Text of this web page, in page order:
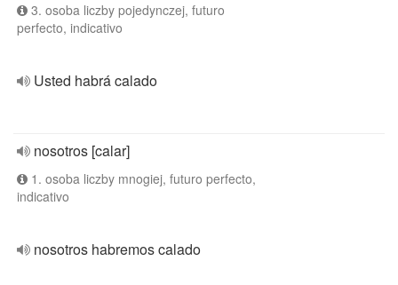
3. osoba liczby pojedynczej, futuro
perfecto, indicativo
Usted habrá calado
nosotros [calar]
1. osoba liczby mnogiej, futuro perfecto,
indicativo
nosotros habremos calado